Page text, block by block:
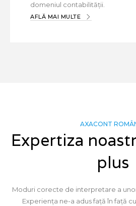
domeniul contabilității.
AFLĂ MAI MULTE
AXACONT
Expertiza
plus
Moduri corecte de interpretare a
Experiența ne-a adus față în față